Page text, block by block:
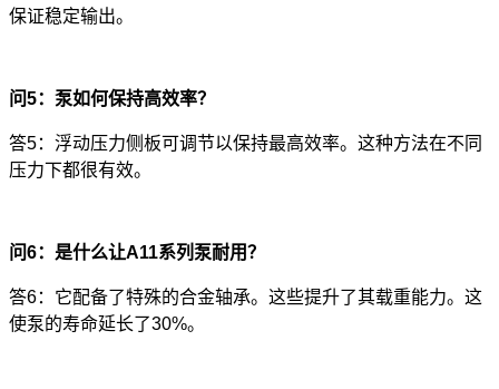
保证稳定输出。
问5：泵如何保持高效率？
答5：浮动压力侧板可调节以保持最高效率。这种方法在不同
压力下都很有效。
问6：是什么让A11系列泵耐用？
答6：它配备了特殊的合金轴承。这些提升了其载重能力。这
使泵的寿命延长了30%。